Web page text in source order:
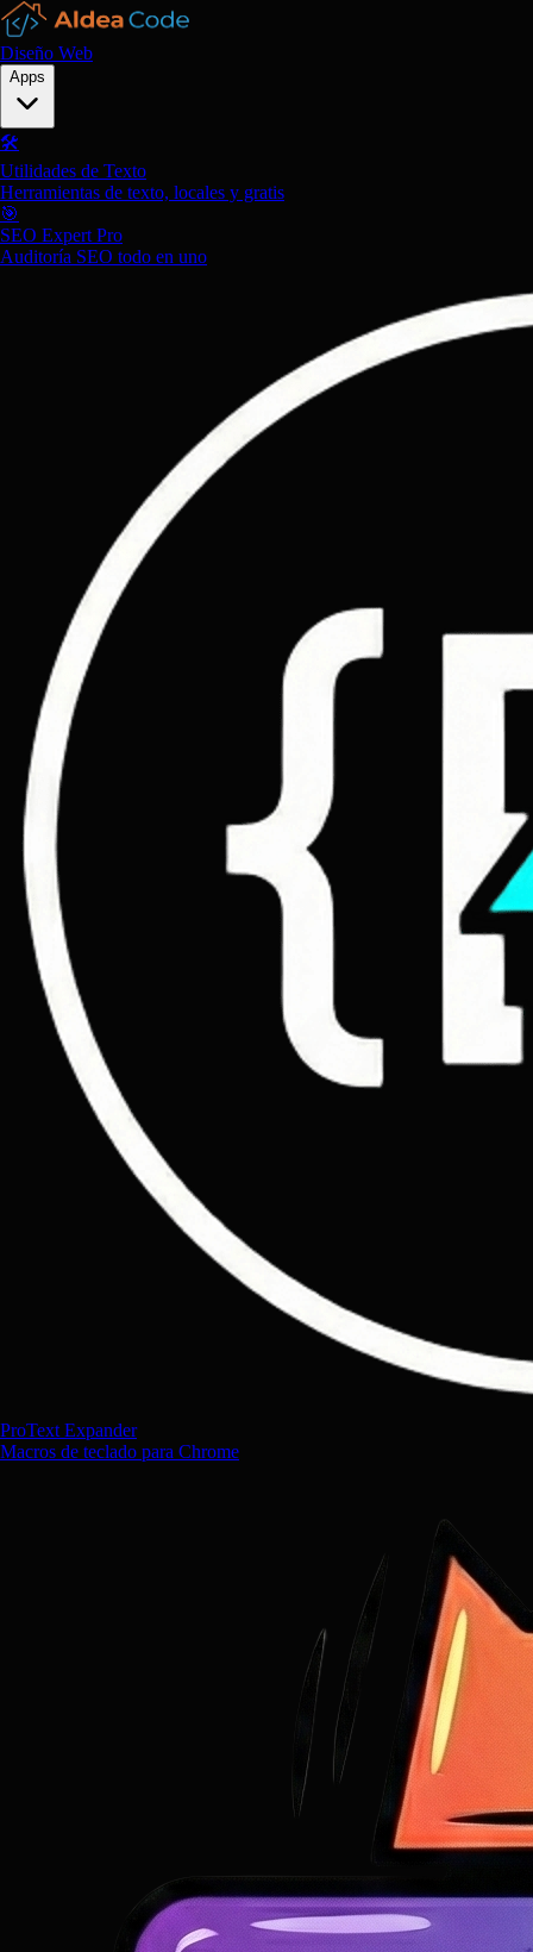
Diseño Web
Apps
🛠️
Utilidades de Texto
Herramientas de texto, locales y gratis
🎯
SEO Expert Pro
Auditoría SEO todo en uno
ProText Expander
Macros de teclado para Chrome